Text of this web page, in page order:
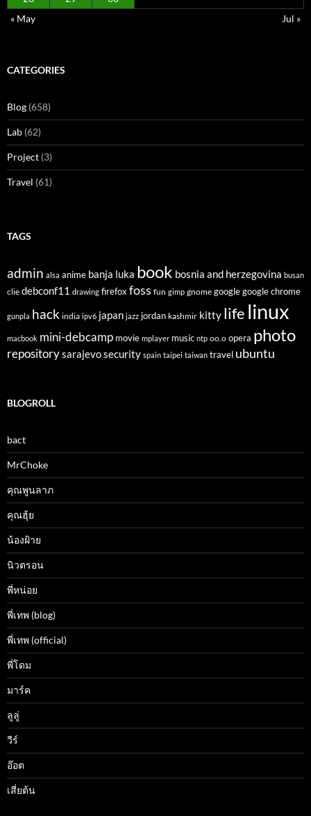
« May
Jul »
CATEGORIES
Blog (658)
Lab (62)
Project (3)
Travel (61)
TAGS
admin alsa anime banja luka book bosnia and herzegovina busan
clie debconf11 drawing firefoxfoss fun gimp gnome google google chrome
gunpla hack india ipv6 japan jazz jordan kashmir kitty life linux
macbook mini-debcamp movie mplayer music ntp oo.o opera photo
repositorysarajevosecurity spain taipei taiwan travel ubuntu
BLOGROLL
bact
MrChoke
คุณพูนลาภ
คุณฮุ้ย
น้องฝ้าย
นิวตรอน
พี่หน่อย
พี่เทพ (blog)
พี่เทพ (official)
พี่โดม
มาร์ค
ลูลู่
วีร์
อ๊อต
เสี่ยต้น